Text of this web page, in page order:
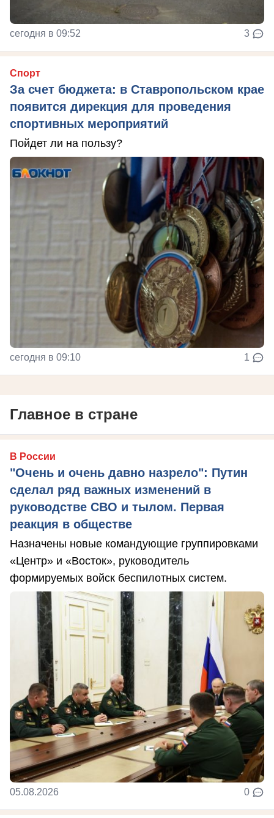
сегодня в 09:52 3
Спорт
За счет бюджета: в Ставропольском крае
появится дирекция для проведения
спортивных мероприятий
Пойдет ли на пользу?
сегодня в 09:10 1
Главное в стране
В России
"Очень и очень давно назрело": Путин
сделал ряд важных изменений в
руководстве СВО и тылом. Первая
реакция в обществе
Назначены новые командующие группировками
«Центр» и «Восток», руководитель
формируемых войск беспилотных систем.
05.08.2026 0